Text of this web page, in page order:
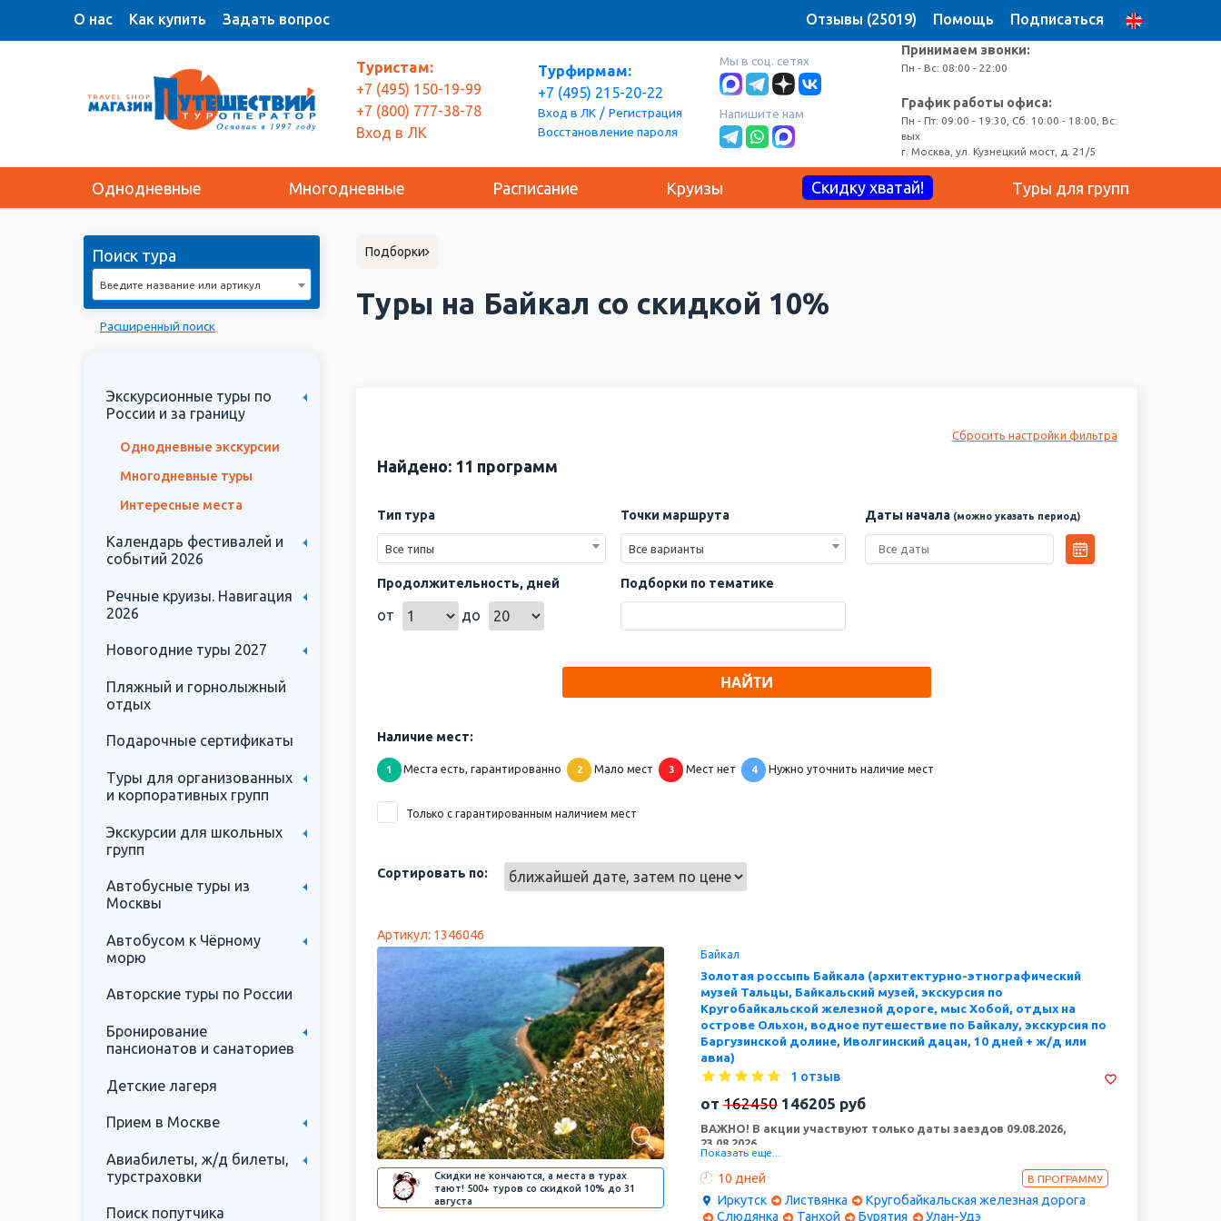
О нас Как купить Задать вопрос Отзывы (25019) Помощь Подписаться
Туристам:
+7 (495) 150-19-99
+7 (800) 777-38-78
Вход в ЛК
Турфирмам:
+7 (495) 215-20-22
Вход в ЛК / Регистрация
Восстановление пароля
Мы в соц. сетях
Напишите нам
Принимаем звонки:
Пн - Вс: 08:00 - 22:00
График работы офиса:
Пн - Пт: 09:00 - 19:30, Сб: 10:00 - 18:00, Вс:
вых
г. Москва, ул. Кузнецкий мост, д. 21/5
Однодневные Многодневные Расписание Круизы Скидку хватай! Туры для групп
Поиск тура
Введите название или артикул
Расширенный поиск
Экскурсионные туры по
России и за границу
Однодневные экскурсии
Многодневные туры
Интересные места
Календарь фестивалей и
событий 2026
Речные круизы. Навигация
2026
Новогодние туры 2027
Пляжный и горнолыжный
отдых
Подарочные сертификаты
Туры для организованных
и корпоративных групп
Экскурсии для школьных
групп
Автобусные туры из
Москвы
Автобусом к Чёрному
морю
Авторские туры по России
Бронирование
пансионатов и санаториев
Детские лагеря
Прием в Москве
Авиабилеты, ж/д билеты,
турстраховки
Поиск попутчика
Подборки
Туры на Байкал со скидкой 10%
Сбросить настройки фильтра
Найдено: 11 программ
Тип тура
Все типы
Точки маршрута
Все варианты
Даты начала (можно указать период)
Продолжительность, дней
от до
Подборки по тематике
НАЙТИ
Наличие мест:
1 Места есть, гарантированно 2 Мало мест 3 Мест нет 4 Нужно уточнить наличие мест
Только с гарантированным наличием мест
Сортировать по:
Артикул: 1346046
Скидки не кончаются, а места в турах
тают! 500+ туров со скидкой 10% до 31
августа
Байкал
Золотая россыпь Байкала (архитектурно-этнографический
музей Тальцы, Байкальский музей, экскурсия по
Кругобайкальской железной дороге, мыс Хобой, отдых на
острове Ольхон, водное путешествие по Байкалу, экскурсия по
Баргузинской долине, Иволгинский дацан, 10 дней + ж/д или
авиа)
1 отзыв
от162450 146205 руб
ВАЖНО! В акции участвуют только даты заездов 09.08.2026,
23.08.2026.
яркие самоцветы Байкала: шаманская магия Ольхона; заповедная сказка
Ушканьих островов и Чивыркуйского залива; тайны древнего "Баргуджин
Токума" - земли предков - Баргузинской долины. Старый русский город
Показать еще...
10 дней В ПРОГРАММУ
Иркутск Листвянка
Кругобайкальская железная дорога
Слюдянка
Танхой Бурятия
Улан-Удэ